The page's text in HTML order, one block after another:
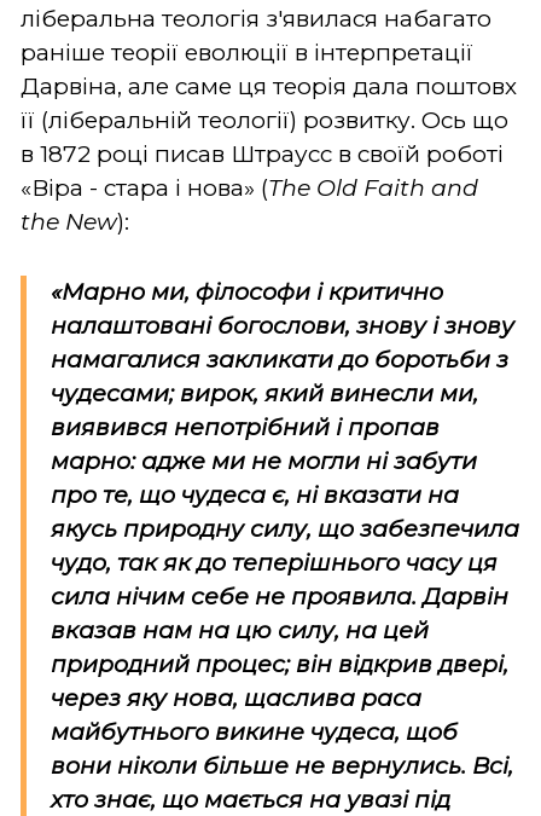
ліберальна теологія з'явилася набагато
раніше теорії еволюції в інтерпретації
Дарвіна, але саме ця теорія дала поштовх
її (ліберальній теології) розвитку. Ось що
в 1872 році писав Штраусс в своїй роботі
«Віра - стара і нова» (The Old Faith and
the New):
«Марно ми, філософи і критично
налаштовані богослови, знову і знову
намагалися закликати до боротьби з
чудесами; вирок, який винесли ми,
виявився непотрібний і пропав
марно: адже ми не могли ні забути
про те, що чудеса є, ні вказати на
якусь природну силу, що забезпечила
чудо, так як до теперішнього часу ця
сила нічим себе не проявила. Дарвін
вказав нам на цю силу, на цей
природний процес; він відкрив двері,
через яку нова, щаслива раса
майбутнього викине чудеса, щоб
вони ніколи більше не вернулись. Всі,
хто знає, що мається на увазі під